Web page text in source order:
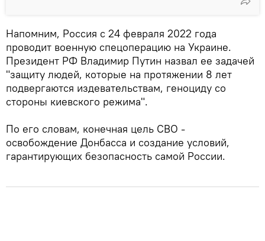
Напомним, Россия с 24 февраля 2022 года
проводит военную спецоперацию на Украине.
Президент РФ Владимир Путин назвал ее задачей
"защиту людей, которые на протяжении 8 лет
подвергаются издевательствам, геноциду со
стороны киевского режима".
По его словам, конечная цель СВО -
освобождение Донбасса и создание условий,
гарантирующих безопасность самой России.